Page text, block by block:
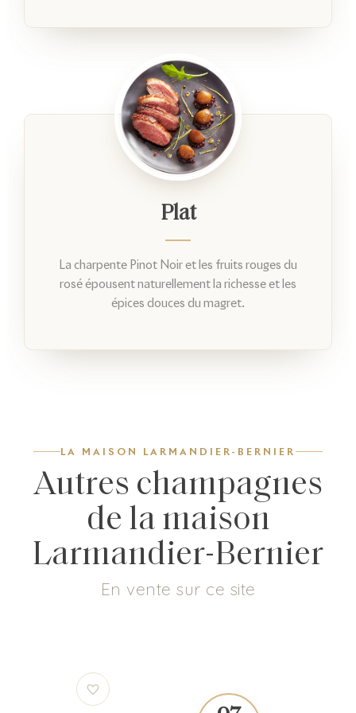
Plat
La charpente Pinot Noir et les fruits rouges du
rosé épousent naturellement la richesse et les
épices douces du magret.
LA MAISON LARMANDIER-BERNIER
Autres champagnes
de la maison
Larmandier-Bernier
En vente sur ce site